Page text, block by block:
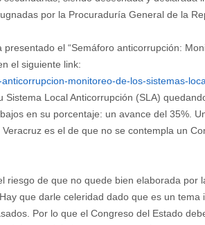
por la Procuraduría General de la
el “Semáforo anticorrupción:
el siguiente link:
monitoreo-de-los-sistemas-
Local Anticorrupción (SLA)
en su porcentaje: un avance del 35%.
es el de que no se contempla un
riesgo de que no quede bien elaborada por
que darle celeridad dado que es un tema
Por lo que el Congreso del Estado